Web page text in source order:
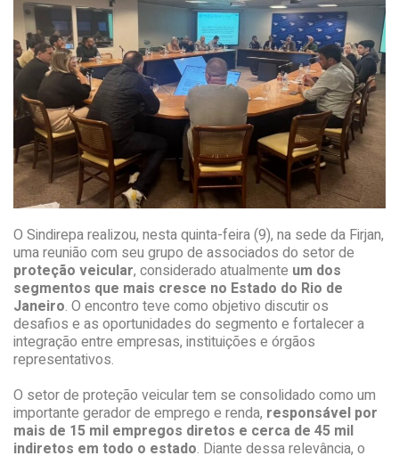
O Sindirepa realizou, nesta quinta-feira (9), na sede da Firjan,
uma reunião com seu grupo de associados do setor de
proteção veicular, considerado atualmente um dos
segmentos que mais cresce no Estado do Rio de
Janeiro. O encontro teve como objetivo discutir os
desafios e as oportunidades do segmento e fortalecer a
integração entre empresas, instituições e órgãos
representativos.
O setor de proteção veicular tem se consolidado como um
importante gerador de emprego e renda, responsável por
mais de 15 mil empregos diretos e cerca de 45 mil
indiretos em todo o estado. Diante dessa relevância, o